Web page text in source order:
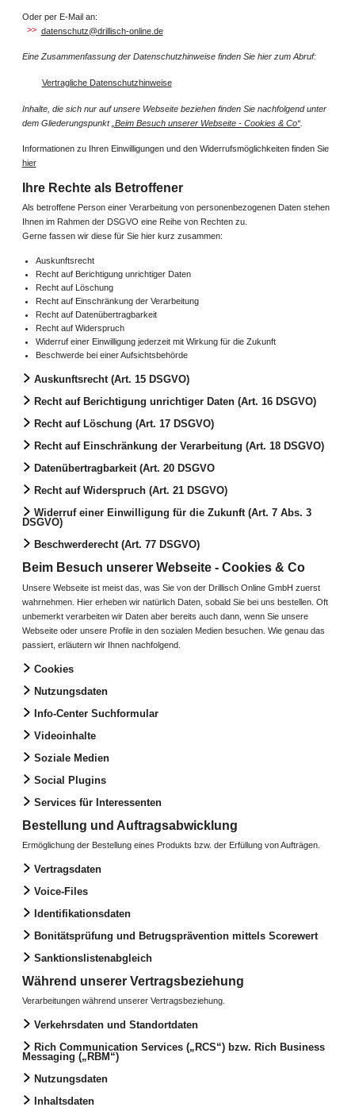
Oder per E-Mail an:
datenschutz@drillisch-online.de
Eine Zusammenfassung der Datenschutzhinweise finden Sie hier zum Abruf:
Vertragliche Datenschutzhinweise
Inhalte, die sich nur auf unsere Webseite beziehen finden Sie nachfolgend unter
dem Gliederungspunkt „Beim Besuch unserer Webseite - Cookies & Co“.
Informationen zu Ihren Einwilligungen und den Widerrufsmöglichkeiten finden Sie
hier
Ihre Rechte als Betroffener
Als betroffene Person einer Verarbeitung von personenbezogenen Daten stehen
Ihnen im Rahmen der DSGVO eine Reihe von Rechten zu.
Gerne fassen wir diese für Sie hier kurz zusammen:
Auskunftsrecht
Recht auf Berichtigung unrichtiger Daten
Recht auf Löschung
Recht auf Einschränkung der Verarbeitung
Recht auf Datenübertragbarkeit
Recht auf Widerspruch
Widerruf einer Einwilligung jederzeit mit Wirkung für die Zukunft
Beschwerde bei einer Aufsichtsbehörde
Auskunftsrecht (Art. 15 DSGVO)
Recht auf Berichtigung unrichtiger Daten (Art. 16 DSGVO)
Recht auf Löschung (Art. 17 DSGVO)
Recht auf Einschränkung der Verarbeitung (Art. 18 DSGVO)
Datenübertragbarkeit (Art. 20 DSGVO
Recht auf Widerspruch (Art. 21 DSGVO)
Widerruf einer Einwilligung für die Zukunft (Art. 7 Abs. 3
DSGVO)
Beschwerderecht (Art. 77 DSGVO)
Beim Besuch unserer Webseite - Cookies & Co
Unsere Webseite ist meist das, was Sie von der Drillisch Online GmbH zuerst
wahrnehmen. Hier erheben wir natürlich Daten, sobald Sie bei uns bestellen. Oft
unbemerkt verarbeiten wir Daten aber bereits auch dann, wenn Sie unsere
Webseite oder unsere Profile in den sozialen Medien besuchen. Wie genau das
passiert, erläutern wir Ihnen nachfolgend.
Cookies
Nutzungsdaten
Info-Center Suchformular
Videoinhalte
Soziale Medien
Social Plugins
Services für Interessenten
Bestellung und Auftragsabwicklung
Ermöglichung der Bestellung eines Produkts bzw. der Erfüllung von Aufträgen.
Vertragsdaten
Voice-Files
Identifikationsdaten
Bonitätsprüfung und Betrugsprävention mittels Scorewert
Sanktionslistenabgleich
Während unserer Vertragsbeziehung
Verarbeitungen während unserer Vertragsbeziehung.
Verkehrsdaten und Standortdaten
Rich Communication Services („RCS“) bzw. Rich Business
Messaging („RBM“)
Nutzungsdaten
Inhaltsdaten